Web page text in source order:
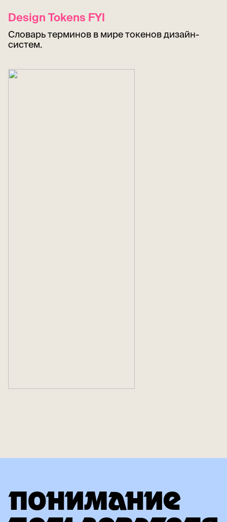
ПОНИМАНИЕ
Design Tokens FYI
Словарь терминов в мире токенов дизайн-
систем.